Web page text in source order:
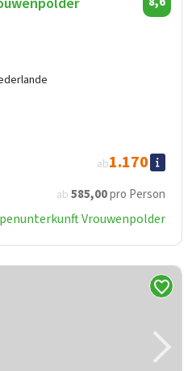
ab 585,00pro Person
ab1.170
Vrouwenpolder